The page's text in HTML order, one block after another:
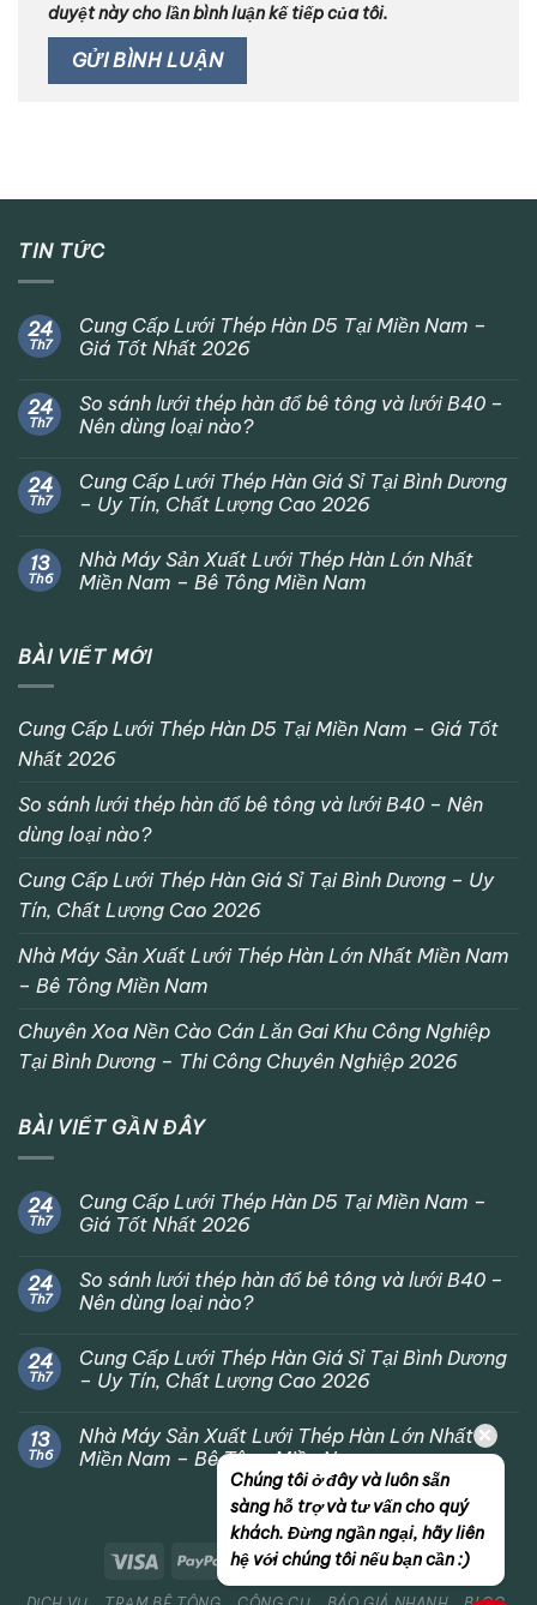
duyệt này cho lần bình luận kế tiếp của tôi.
TIN TỨC
24
Th7
Cung Cấp Lưới Thép Hàn D5 Tại Miền Nam –
Giá Tốt Nhất 2026
24
Th7
So sánh lưới thép hàn đổ bê tông và lưới B40 –
Nên dùng loại nào?
24
Th7
Cung Cấp Lưới Thép Hàn Giá Sỉ Tại Bình Dương
– Uy Tín, Chất Lượng Cao 2026
13
Th6
Nhà Máy Sản Xuất Lưới Thép Hàn Lớn Nhất
Miền Nam – Bê Tông Miền Nam
BÀI VIẾT MỚI
Cung Cấp Lưới Thép Hàn D5 Tại Miền Nam – Giá Tốt
Nhất 2026
So sánh lưới thép hàn đổ bê tông và lưới B40 – Nên
dùng loại nào?
Cung Cấp Lưới Thép Hàn Giá Sỉ Tại Bình Dương – Uy
Tín, Chất Lượng Cao 2026
Nhà Máy Sản Xuất Lưới Thép Hàn Lớn Nhất Miền Nam
– Bê Tông Miền Nam
Chuyên Xoa Nền Cào Cán Lăn Gai Khu Công Nghiệp
Tại Bình Dương – Thi Công Chuyên Nghiệp 2026
BÀI VIẾT GẦN ĐÂY
24
Th7
Cung Cấp Lưới Thép Hàn D5 Tại Miền Nam –
Giá Tốt Nhất 2026
24
Th7
So sánh lưới thép hàn đổ bê tông và lưới B40 –
Nên dùng loại nào?
24
Th7
Cung Cấp Lưới Thép Hàn Giá Sỉ Tại Bình Dương
– Uy Tín, Chất Lượng Cao 2026
13
Th6
Nhà Máy Sản Xuất Lưới Thép Hàn Lớn Nhất
Miền Nam – Bê Tông Miền Nam
Chúng tôi ở đây và luôn sẵn
sàng hỗ trợ và tư vấn cho quý
khách. Đừng ngần ngại, hãy liên
hệ với chúng tôi nếu bạn cần :)